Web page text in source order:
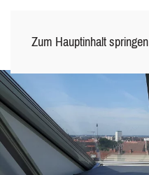
Zum Hauptinhalt springen